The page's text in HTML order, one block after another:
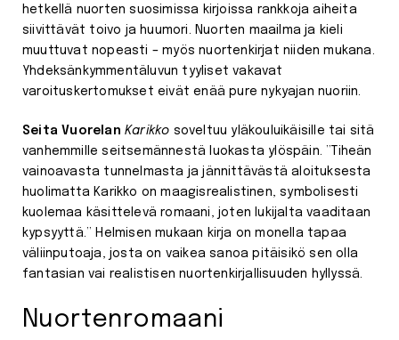
hetkellä nuorten suosimissa kirjoissa rankkoja aiheita
siivittävät toivo ja huumori. Nuorten maailma ja kieli
muuttuvat nopeasti – myös nuortenkirjat niiden mukana.
Yhdeksänkymmentäluvun tyyliset vakavat
varoituskertomukset eivät enää pure nykyajan nuoriin.
Seita Vuorelan Karikko soveltuu yläkouluikäisille tai sitä
vanhemmille seitsemännestä luokasta ylöspäin. ”Tiheän
vainoavasta tunnelmasta ja jännittävästä aloituksesta
huolimatta Karikko on maagisrealistinen, symbolisesti
kuolemaa käsittelevä romaani, joten lukijalta vaaditaan
kypsyyttä.” Helmisen mukaan kirja on monella tapaa
väliinputoaja, josta on vaikea sanoa pitäisikö sen olla
fantasian vai realistisen nuortenkirjallisuuden hyllyssä.
Nuortenromaani